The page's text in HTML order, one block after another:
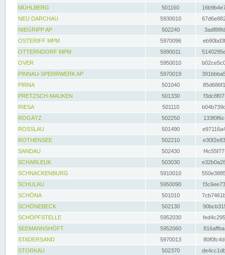
MÜHLBERG
501160
NEU DARCHAU
5930010
NIEGRIPP AP
502240
OSTERIFF MPM
5970096
OTTERNDORF MPM
5990011
OVER
5950010
PINNAU-SPERRWERK AP
5970019
PIRNA
501040
PRETZSCH-MAUKEN
501330
RIESA
501110
ROGÄTZ
502250
ROSSLAU
501490
ROTHENSEE
502210
SANDAU
502430
SCHARLEUK
503030
SCHNACKENBURG
5910010
SCHULAU
5950090
SCHÖNA
501010
SCHÖNEBECK
502130
SCHÖPFSTELLE
5952030
SEEMANNSHÖFT
5952060
STADERSAND
5970013
STORKAU
502370